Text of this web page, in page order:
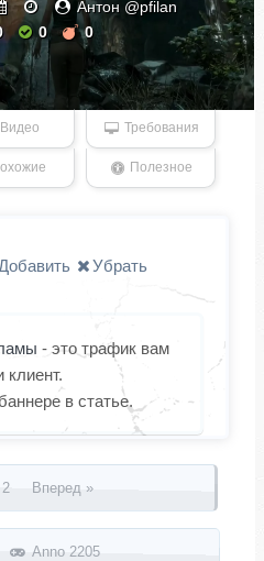
Антон @pfilan
0 0
Видео Требования
Полезное
Убрать
- это трафик вам
клиент.
в статье.
2 Вперед »
Anno 2205